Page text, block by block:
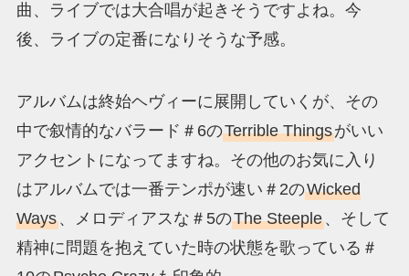
曲、ライブでは大合唱が起きそうですよね。今
後、ライブの定番になりそうな予感。
アルバムは終始ヘヴィーに展開していくが、その
中で叙情的なバラード＃6のTerrible Thingsがいい
アクセントになってますね。その他のお気に入り
はアルバムでは一番テンポが速い＃2のWicked
Ways、メロディアスな＃5のThe Steeple、そして
精神に問題を抱えていた時の状態を歌っている＃